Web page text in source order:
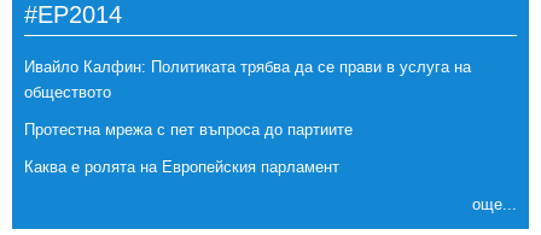
#EP2014
Ивайло Калфин: Политиката трябва да се прави в услуга на
обществото
Протестна мрежа с пет въпроса до партиите
Каква е ролята на Европейския парламент
още...